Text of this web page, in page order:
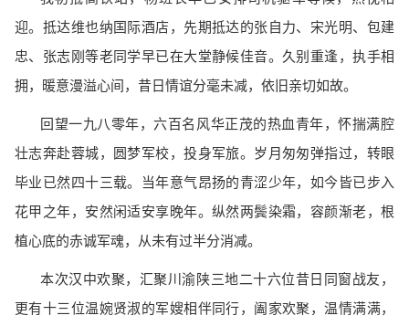
迎。抵达维也纳国际酒店，先期抵达的张自力、宋光明、包建
忠、张志刚等老同学早已在大堂静候佳音。久别重逢，执手相
拥，暖意漫溢心间，昔日情谊分毫未减，依旧亲切如故。
回望一九八零年，六百名风华正茂的热血青年，怀揣满腔
壮志奔赴蓉城，圆梦军校，投身军旅。岁月匆匆弹指过，转眼
毕业已然四十三载。当年意气昂扬的青涩少年，如今皆已步入
花甲之年，安然闲适安享晚年。纵然两鬓染霜，容颜渐老，根
植心底的赤诚军魂，从未有过半分消减。
本次汉中欢聚，汇聚川渝陕三地二十六位昔日同窗战友，
更有十三位温婉贤淑的军嫂相伴同行，阖家欢聚，温情满满，